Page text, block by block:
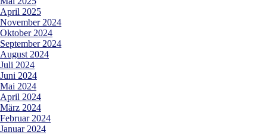
April 2025
November 2024
Oktober 2024
September 2024
August 2024
Juli 2024
Juni 2024
Mai 2024
April 2024
März 2024
Februar 2024
Januar 2024